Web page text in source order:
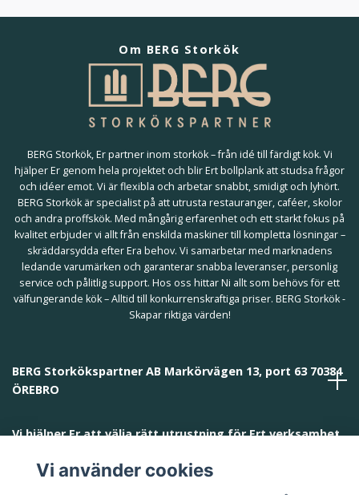
Om BERG Storkök
BERG Storkök, Er partner inom storkök – från idé till färdigt kök. Vi
hjälper Er genom hela projektet och blir Ert bollplank att studsa frågor
och idéer emot. Vi är flexibla och arbetar snabbt, smidigt och lyhört.
BERG Storkök är specialist på att utrusta restauranger, caféer, skolor
och andra proffskök. Med mångårig erfarenhet och ett starkt fokus på
kvalitet erbjuder vi allt från enskilda maskiner till kompletta lösningar –
skräddarsydda efter Era behov. Vi samarbetar med marknadens
ledande varumärken och garanterar snabba leveranser, personlig
service och pålitlig support. Hos oss hittar Ni allt som behövs för ett
välfungerande kök – Alltid till konkurrenskraftiga priser. BERG Storkök -
Skapar riktiga värden!
BERG Storkökspartner AB Markörvägen 13, port 63 70384
ÖREBRO
Vi hjälper Er att välja rätt utrustning för Ert verksamhet
Vi använder cookies